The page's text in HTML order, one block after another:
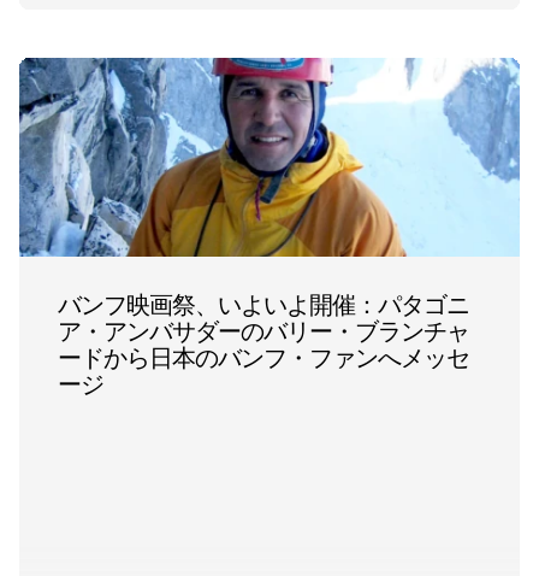
バンフ映画祭、いよいよ開催：パタゴニ
ア・アンバサダーのバリー・ブランチャ
ードから日本のバンフ・ファンへメッセ
ージ